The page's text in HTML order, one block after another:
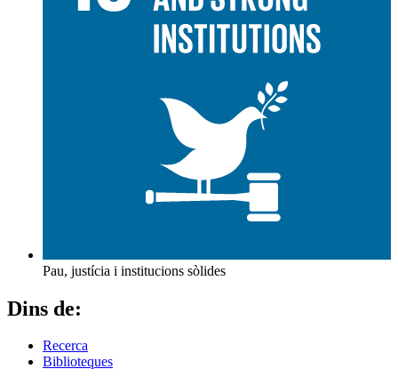
Pau, justícia i institucions sòlides
Dins de:
Recerca
Biblioteques